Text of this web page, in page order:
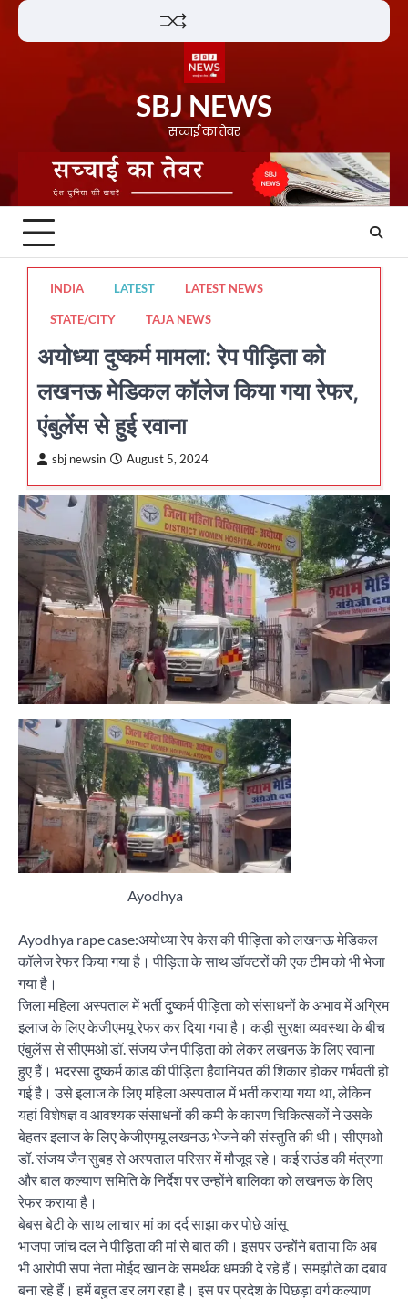
Skip
SBJ NEWS
सच्चाई का तेवर
INDIA LATEST LATEST NEWS
STATE/CITY TAJA NEWS
अयोध्या दुष्कर्म मामला: रेप पीड़िता को
लखनऊ मेडिकल कॉलेज किया गया रेफर,
एंबुलेंस से हुई रवाना
sbj newsin August 5, 2024
Ayodhya
Ayodhya rape case:अयोध्या रेप केस की पीड़िता को लखनऊ मेडिकल
कॉलेज रेफर किया गया है। पीड़िता के साथ डॉक्टरों की एक टीम को भी भेजा
गया है।
जिला महिला अस्पताल में भर्ती दुष्कर्म पीड़िता को संसाधनों के अभाव में अग्रिम
इलाज के लिए केजीएमयू रेफर कर दिया गया है। कड़ी सुरक्षा व्यवस्था के बीच
एंबुलेंस से सीएमओ डॉ. संजय जैन पीड़िता को लेकर लखनऊ के लिए रवाना
हुए हैं। भदरसा दुष्कर्म कांड की पीड़िता हैवानियत की शिकार होकर गर्भवती हो
गई है। उसे इलाज के लिए महिला अस्पताल में भर्ती कराया गया था, लेकिन
यहां विशेषज्ञ व आवश्यक संसाधनों की कमी के कारण चिकित्सकों ने उसके
बेहतर इलाज के लिए केजीएमयू लखनऊ भेजने की संस्तुति की थी। सीएमओ
डॉ. संजय जैन सुबह से अस्पताल परिसर में मौजूद रहे। कई राउंड की मंत्रणा
और बाल कल्याण समिति के निर्देश पर उन्होंने बालिका को लखनऊ के लिए
रेफर कराया है।
बेबस बेटी के साथ लाचार मां का दर्द साझा कर पोछे आंसू
भाजपा जांच दल ने पीड़िता की मां से बात की। इसपर उन्होंने बताया कि अब
भी आरोपी सपा नेता मोईद खान के समर्थक धमकी दे रहे हैं। समझौते का दबाव
बना रहे हैं। हमें बहुत डर लग रहा है। इस पर प्रदेश के पिछड़ा वर्ग कल्याण